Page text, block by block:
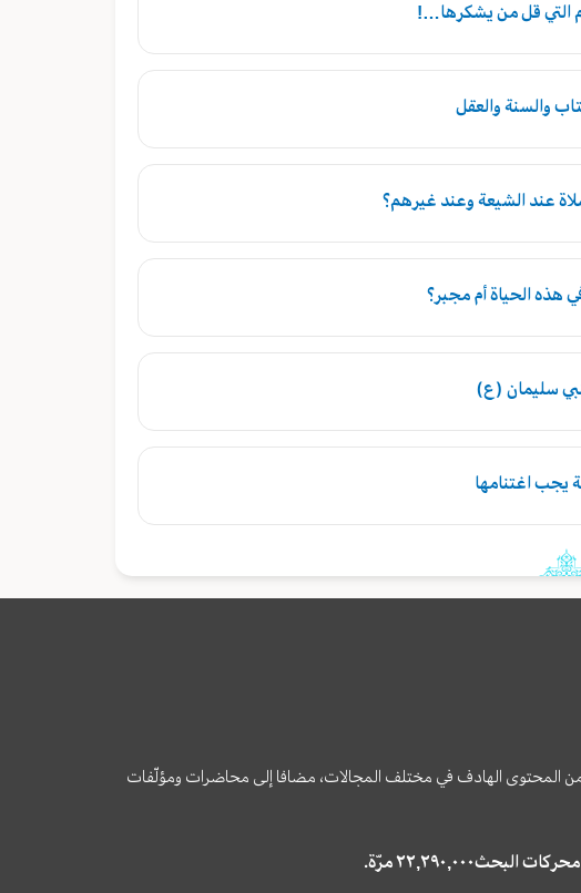
التي قل من يشكرها…!
والسنة والعقل
عند الشيعة وعند غيرهم؟
هذه الحياة أم مجبر؟
سليمان (ع)
يجب اغتنامها
من المحتوى الهادف في مختلف المجالات، مضافا إلى محاضرات ومؤلّفات